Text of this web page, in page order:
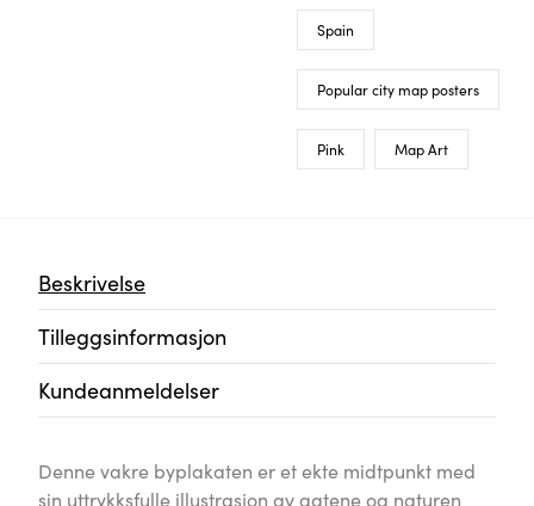
Spain
Popular city map posters
Pink Map Art
Beskrivelse
Tilleggsinformasjon
Kundeanmeldelser
Denne vakre byplakaten er et ekte midtpunkt med
sin uttrykksfulle illustrasjon av gatene og naturen